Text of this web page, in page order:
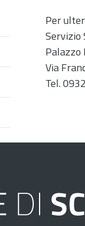
Per
Servizio
Palazzo
Via
Tel.